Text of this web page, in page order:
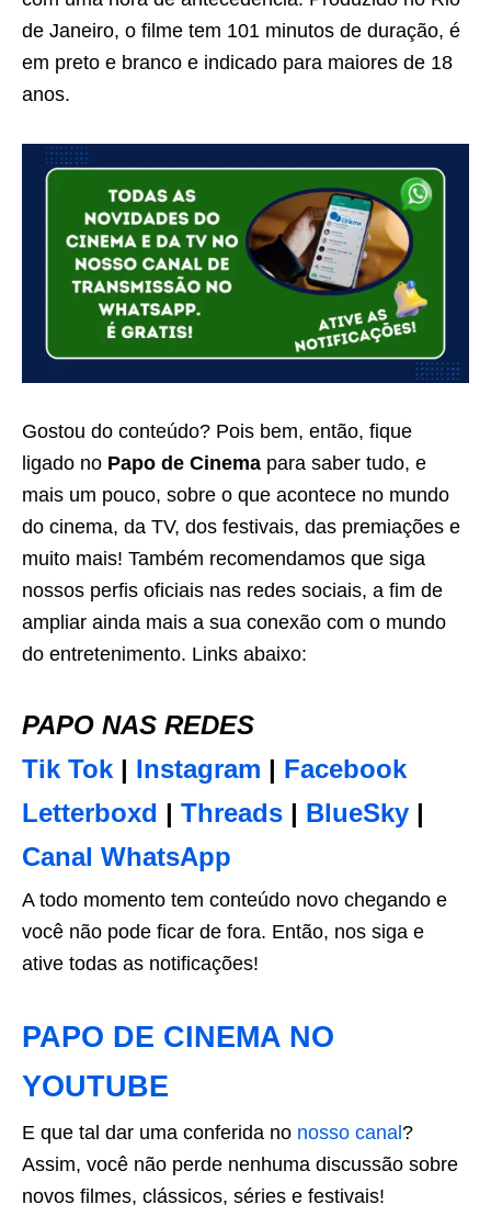
de Janeiro, o filme tem 101 minutos de duração, é
em preto e branco e indicado para maiores de 18
anos.
Gostou do conteúdo? Pois bem, então, fique
ligado no Papo de Cinema para saber tudo, e
mais um pouco, sobre o que acontece no mundo
do cinema, da TV, dos festivais, das premiações e
muito mais! Também recomendamos que siga
nossos perfis oficiais nas redes sociais, a fim de
ampliar ainda mais a sua conexão com o mundo
do entretenimento. Links abaixo:
PAPO NAS REDES
Tik Tok | Instagram | Facebook
Letterboxd | Threads | BlueSky |
Canal WhatsApp
A todo momento tem conteúdo novo chegando e
você não pode ficar de fora. Então, nos siga e
ative todas as notificações!
PAPO DE CINEMA NO
YOUTUBE
E que tal dar uma conferida no nosso canal?
Assim, você não perde nenhuma discussão sobre
novos filmes, clássicos, séries e festivais!